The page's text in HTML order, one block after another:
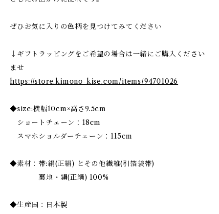
ぜひお気に入りの色柄を見つけてみてください
↓ギフトラッピングをご希望の場合は一緒にご購入ください
ませ
https://store.kimono-kise.com/items/94701026
◆size:横幅10cm×高さ9.5cm
ショートチェーン：18cm
スマホショルダーチェーン：115cm
◆素材：帯:絹(正絹) とその他繊維(引箔袋帯)
裏地・絹(正絹) 100%
◆生産国：日本製